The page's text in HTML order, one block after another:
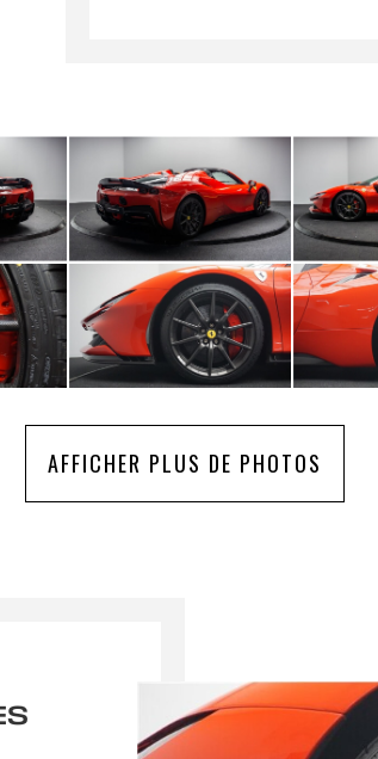
AFFICHER PLUS DE PHOTOS